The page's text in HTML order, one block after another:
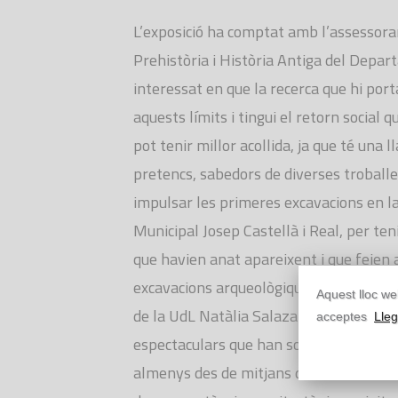
L’exposició ha comptat amb
Prehistòria i Història Antiga del
interessat en que la recerca que hi
aquests límits i tingui el retorn social
pot tenir millor acollida, ja que té una
pretencs, sabedors de diverses
impulsar les primeres excavacions en
Municipal Josep Castellà i Real, per
que havien anat apareixent i que
excavacions arqueològiques del 2013,
de la UdL Natàlia Salazar en ple nucli
espectaculars que han sobrepassat
almenys des de mitjans del s. VI aC,
Aquest lloc
acceptes